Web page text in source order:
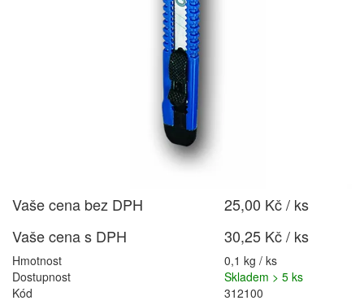
Vaše cena bez DPH
25,00 Kč / ks
Vaše cena s DPH
30,25 Kč / ks
Hmotnost
0,1 kg / ks
Dostupnost
Skladem > 5 ks
Kód
312100